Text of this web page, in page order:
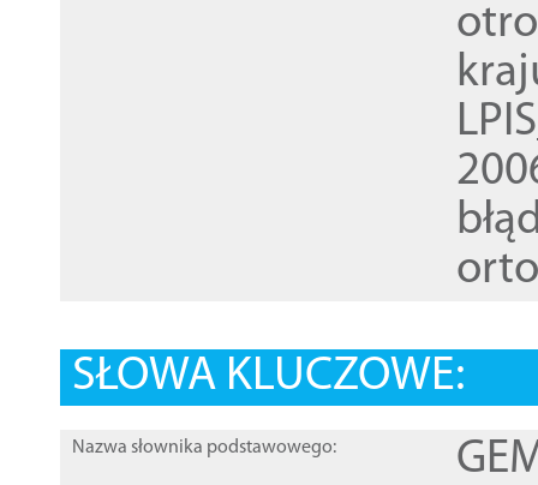
SŁOWA KLUCZOWE:
Nazwa słownika podstawowego: